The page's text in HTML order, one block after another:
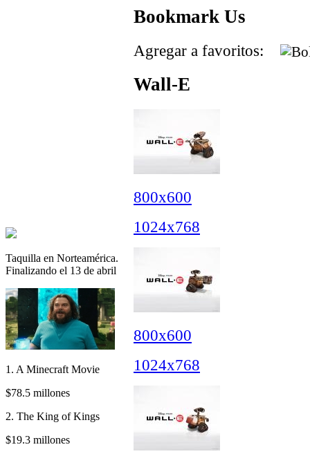
Taquilla en Norteamérica.
Finalizando el 13 de abril
1. A Minecraft Movie
$78.5 millones
2. The King of Kings
$19.3 millones
Bookmark Us
Agregar a favoritos:
Wall-E
800x600
1024x768
800x600
1024x768